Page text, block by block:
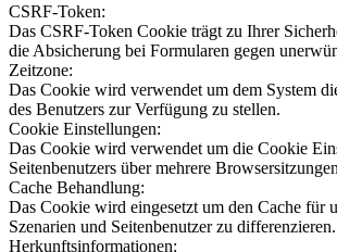
CSRF-Token:
Das CSRF-Token Cookie trägt zu Ihrer
die Absicherung bei Formularen gegen
Zeitzone:
Das Cookie wird verwendet um dem System
des Benutzers zur Verfügung zu stellen.
Cookie Einstellungen:
Das Cookie wird verwendet um die Cookie
Seitenbenutzers über mehrere
Cache Behandlung:
Das Cookie wird eingesetzt um den Cache für
Szenarien und Seitenbenutzer zu differenzieren.
Herkunftsinformationen: